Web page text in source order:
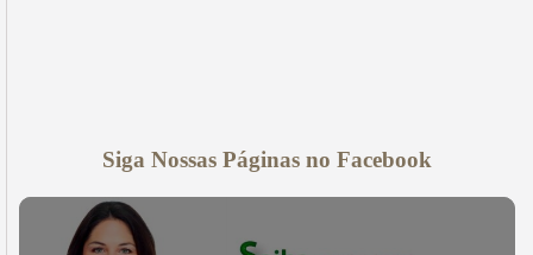
Siga Nossas Páginas no Facebook